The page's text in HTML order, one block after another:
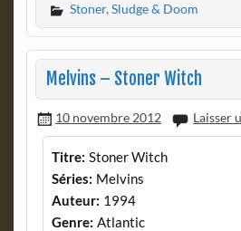
Stoner, Sludge & Doom
Melvins – Stoner Witch
10 novembre 2012 Laisser
Titre: Stoner Witch
Séries: Melvins
Auteur: 1994
Genre: Atlantic